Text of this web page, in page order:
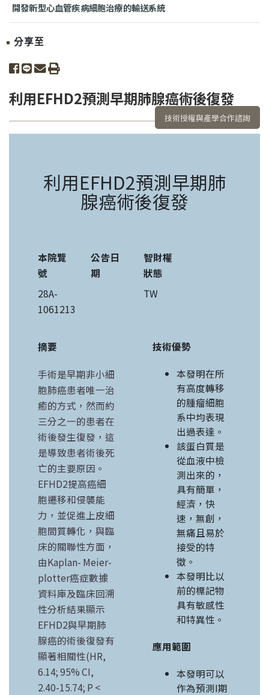
開發新型心血管疾病細胞治療的輸送系統
分享至
share to facebook
share to line
share to email
print
利用EFHD2預測早期肺腺癌術後復發
技術授權與產學合作諮詢
利用EFHD2預測早期肺
腺癌術後復發
本院覽
號
28A-
1061213
公告日
期
智財權
狀態
TW
摘要
手術是早期非小細
胞肺癌患者唯一治
癒的方式，然而約
三分之一的患者在
術後發生復發，這
是導致患者術後死
亡的主要原因。
EFHD2提高癌細
胞遷移和侵襲能
力，並促進上皮細
胞間質轉化，與臨
床的關聯性方面，
由Kaplan- Meier-
plotter癌症數據
資料庫及臨床回溯
性分析結果顯示
EFHD2與早期肺
腺癌的術後復發有
顯著相關性(HR,
6.14; 95% CI,
2.40-15.74; P <
技術優勢
本發明在所
有高度轉移
的腫瘤細胞
系中均表現
出過表達。
該蛋白質是
從血液中檢
測出來的，
具有簡單，
經濟，快
速，無創，
無痛且易於
接受的特
徵。
本發明比以
前的標記物
具有敏感性
和特異性。
應用範圍
本發明可以
作為預測I期